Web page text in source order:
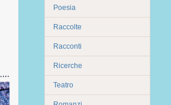
Poesia
Raccolte
Racconti
Ricerche
Teatro